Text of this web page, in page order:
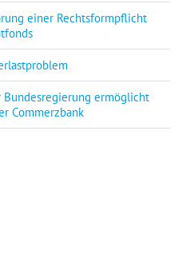
einer Rechtsformpflicht
Bundesregierung ermöglicht
Commerzbank